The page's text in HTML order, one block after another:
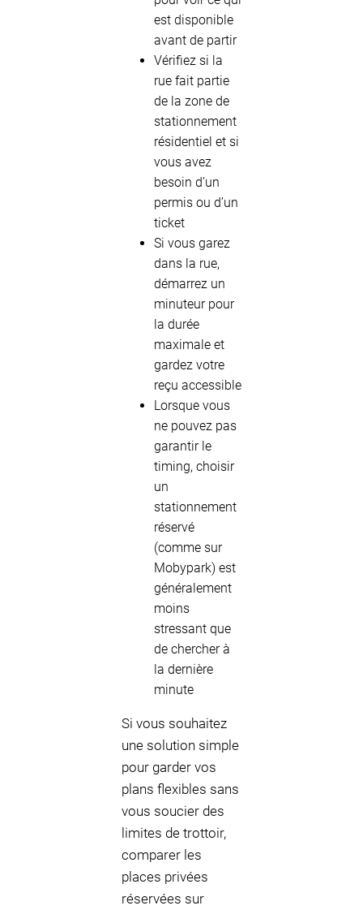
est disponible
avant de partir
Vérifiez si la
rue fait partie
de la zone de
stationnement
résidentiel et si
vous avez
besoin d’un
permis ou d’un
ticket
Si vous garez
dans la rue,
démarrez un
minuteur pour
la durée
maximale et
gardez votre
reçu accessible
Lorsque vous
ne pouvez pas
garantir le
timing, choisir
un
stationnement
réservé
(comme sur
Mobypark) est
généralement
moins
stressant que
de chercher à
la dernière
minute
Si vous souhaitez
une solution simple
pour garder vos
plans flexibles sans
vous soucier des
limites de trottoir,
comparer les
places privées
réservées sur